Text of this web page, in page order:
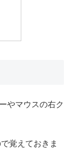
やマウスの右ク
覚えておきま